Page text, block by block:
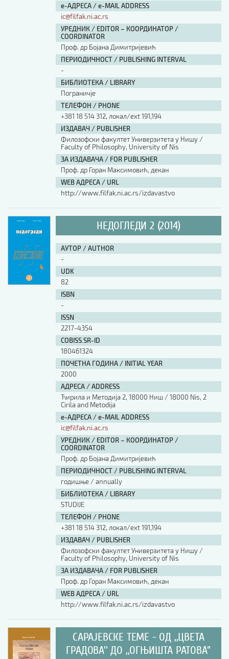
е-АДРЕСА / e-MAIL ADDRESS
ic@filfak.ni.ac.rs
УРЕДНИК / EDITOR – КООРДИНАТОР /
COORDINATOR
Проф. др Бојана Димитријевић
ПЕРИОДИЧНОСТ / PUBLISHING INTERVAL
-
БИБЛИОТЕКА / LIBRARY
Пограничје
ТЕЛЕФОН / PHONE
+381 18 514 312, локал/ext 191,194
ИЗДАВАЧ / PUBLISHER
Филозофски факултет Универзитета у Нишу /
Faculty of Philosophy, University of Nis
ЗА ИЗДАВАЧА / FOR PUBLISHER
Проф. др Горан Максимовић, декан
WEB АДРЕСА / URL
http://www.filfak.ni.ac.rs/izdavastvo
НЕДОГЛЕДИ 2 (2014)
АУТОР / AUTHOR
-
UDK
82
ISBN
-
ISSN
2217-4354
COBISS.SR-ID
180461324
ПОЧЕТНА ГОДИНА / INITIAL YEAR
2000
АДРЕСА / ADDRESS
Ћирила и Методија 2, 18000 Ниш / 18000 Nis, 2
Cirila and Metodija
е-АДРЕСА / e-MAIL ADDRESS
ic@filfak.ni.ac.rs
УРЕДНИК / EDITOR – КООРДИНАТОР /
COORDINATOR
Проф. др Бојана Димитријевић
ПЕРИОДИЧНОСТ / PUBLISHING INTERVAL
годишње / annually
БИБЛИОТЕКА / LIBRARY
STUDIJE
ТЕЛЕФОН / PHONE
+381 18 514 312, локал/ext 191,194
ИЗДАВАЧ / PUBLISHER
Филозофски факултет Универзитета у Нишу /
Faculty of Philosophy, University of Nis
ЗА ИЗДАВАЧА / FOR PUBLISHER
Проф. др Горан Максимовић, декан
WEB АДРЕСА / URL
http://www.filfak.ni.ac.rs/izdavastvo
САРАЈЕВСКЕ ТЕМЕ - ОД ,,ЦВЕТА
ГРАДОВА'' ДО ,,ОГЊИШТА РАТОВА''